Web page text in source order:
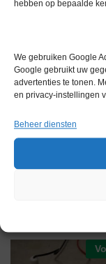
hebben op bepaalde
We gebruiken Google
Google gebruikt uw
advertenties te tonen.
en privacy-instellingen
Beheer diensten
Gewicht
Conditie
Merk